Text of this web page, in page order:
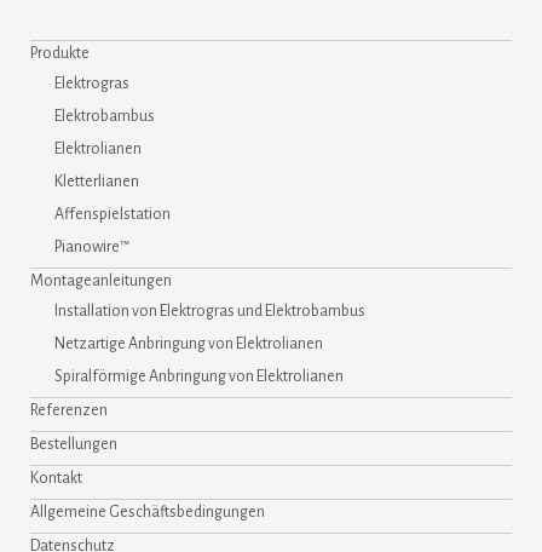
Produkte
Elektrogras
Elektrobambus
Elektrolianen
Kletterlianen
Affenspielstation
Pianowire™
Montageanleitungen
Installation von Elektrogras und Elektrobambus
Netzartige Anbringung von Elektrolianen
Spiralförmige Anbringung von Elektrolianen
Referenzen
Bestellungen
Kontakt
Allgemeine Geschäftsbedingungen
Datenschutz